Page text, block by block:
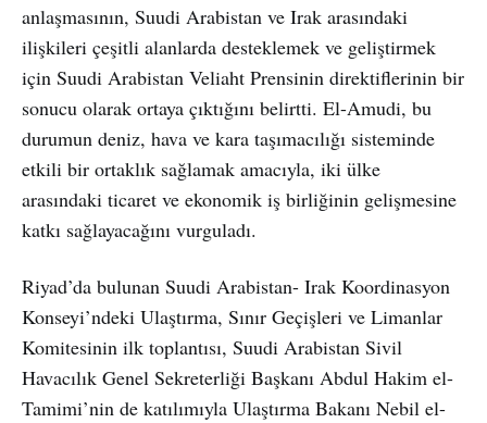
anlaşmasının, Suudi Arabistan ve Irak arasındaki
ilişkileri çeşitli alanlarda desteklemek ve geliştirmek
için Suudi Arabistan Veliaht Prensinin direktiflerinin bir
sonucu olarak ortaya çıktığını belirtti. El-Amudi, bu
durumun deniz, hava ve kara taşımacılığı sisteminde
etkili bir ortaklık sağlamak amacıyla, iki ülke
arasındaki ticaret ve ekonomik iş birliğinin gelişmesine
katkı sağlayacağını vurguladı.
Riyad’da bulunan Suudi Arabistan- Irak Koordinasyon
Konseyi’ndeki Ulaştırma, Sınır Geçişleri ve Limanlar
Komitesinin ilk toplantısı, Suudi Arabistan Sivil
Havacılık Genel Sekreterliği Başkanı Abdul Hakim el-
Tamimi’nin de katılımıyla Ulaştırma Bakanı Nebil el-